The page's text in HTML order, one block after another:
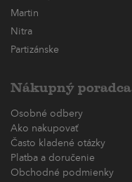
Martin
Nitra
Partizánske
Nákupný poradca
Osobné odbery
Ako nakupovať
Často kladené otázky
Platba a doručenie
Obchodné podmienky